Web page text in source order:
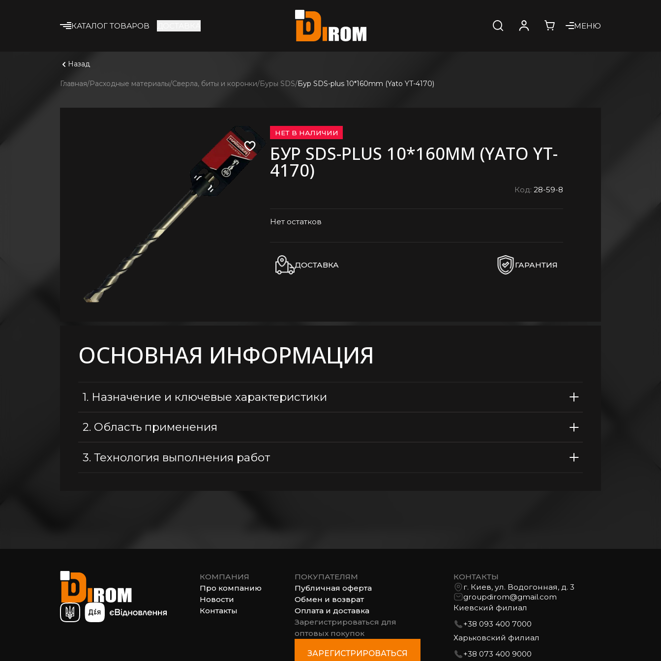
КАТАЛОГ ТОВАРОВ МЕНЮ
Профиль и
Общестроительные
материалы
Кровельные
Сантехника,
водопровод,
Назад
Главная Расходные материалы Сверла, биты и коронки Буры SDS Бур SDS-plus 10*160mm (Yato YT-4170)
НЕТ В НАЛИЧИИ
БУР SDS-PLUS 10*160MM (YATO YT-
4170)
Код:28-59-8
Нет остатков
ДОСТАВКА ГАРАНТИЯ
ОСНОВНАЯ ИНФОРМАЦИЯ
1. Назначение и ключевые характеристики
2. Область применения
3.Технология выполнения работ
КОМПАНИЯ
Про компанию
Новости
Контакты
ПОКУПАТЕЛЯМ
Публичная оферта
Обмен и возврат
Оплата и доставка
Зарегистрироваться для
оптовых покупок
ЗАРЕГИСТРИРОВАТЬСЯ
КОНТАКТЫ
г. Киев, ул. Водогонная, д. 3
groupdirom@gmail.com
Киевский филиал
+38 093 400 7000
Харьковский филиал
+38 073 400 9000